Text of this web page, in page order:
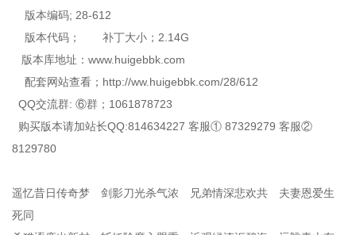
版本编码; 28-612
版本代码； 补丁大小；2.14G
版本库地址：www.huigebbk.com
配套网站查看；http://ww.huigebbk.com/28/612
QQ交流群: ⑥群；1061878723
购买版本请加站长QQ:814634227 客服① 87329279 客服②
8129780
遥忆昔日传奇梦 剑影刀光杀气浓 兄弟情深悲欢共 夫妻恩爱生
死同